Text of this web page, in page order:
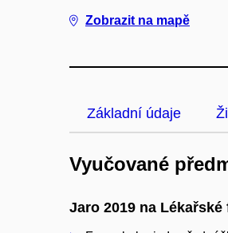
Zobrazit na mapě
Základní údaje
Vyučované
Jaro 2019 na Lékařské